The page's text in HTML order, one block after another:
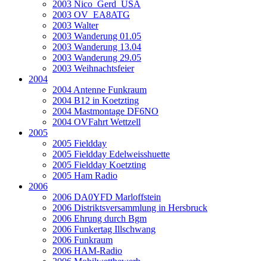
2003 Nico_Gerd_USA
2003 OV_EA8ATG
2003 Walter
2003 Wanderung 01.05
2003 Wanderung 13.04
2003 Wanderung 29.05
2003 Weihnachtsfeier
2004
2004 Antenne Funkraum
2004 B12 in Koetzting
2004 Mastmontage DF6NO
2004 OVFahrt Wettzell
2005
2005 Fieldday
2005 Fieldday Edelweisshuette
2005 Fieldday Koetzting
2005 Ham Radio
2006
2006 DA0YFD Marloffstein
2006 Distriktsversammlung in Hersbruck
2006 Ehrung durch Bgm
2006 Funkertag Illschwang
2006 Funkraum
2006 HAM-Radio